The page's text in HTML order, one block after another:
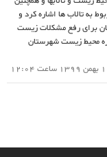
به تالاب ها اشاره کرد و
برای رفع مشکلات زیست
محیط زیست شهرستان